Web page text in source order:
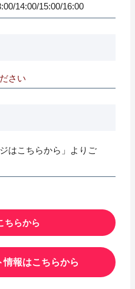
14:00/15:00/16:00
さい
はこちらから」よりご
ちらから
報はこちらから